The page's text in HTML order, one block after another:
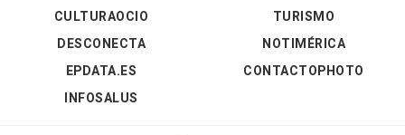
CULTURAOCIO
DESCONECTA
EPDATA.ES
INFOSALUS
TURISMO
NOTIMÉRICA
CONTACTOPHOTO